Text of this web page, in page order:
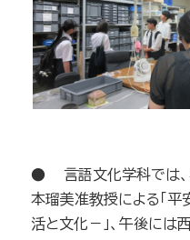
● 言語文化学科では、
本瑠美准教授による「
活と文化－」、午後には